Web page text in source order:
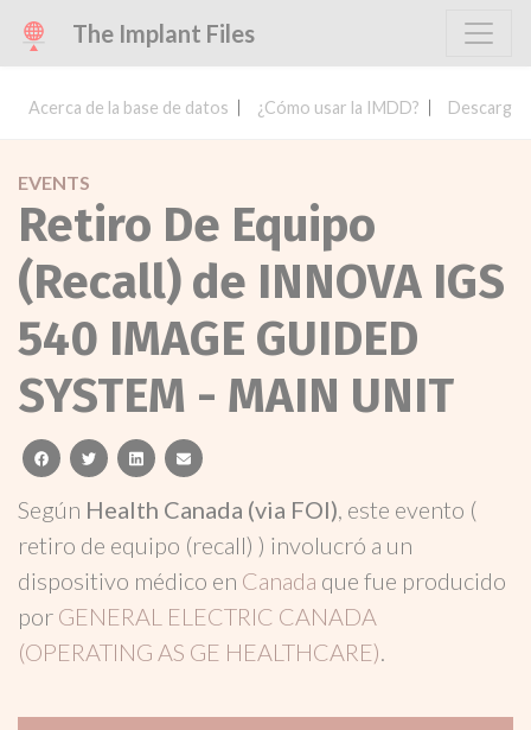
The Implant Files
Acerca de la base de datos ¿Cómo usar la IMDD? Descargar
EVENTS
Retiro De Equipo
(Recall) de INNOVA IGS
540 IMAGE GUIDED
SYSTEM - MAIN UNIT
facebooktwitterlinkedinemail
Según Health Canada (via FOI), este evento (
retiro de equipo (recall) ) involucró a un
dispositivo médico en Canada que fue producido
por GENERAL ELECTRIC CANADA
(OPERATING AS GE HEALTHCARE).